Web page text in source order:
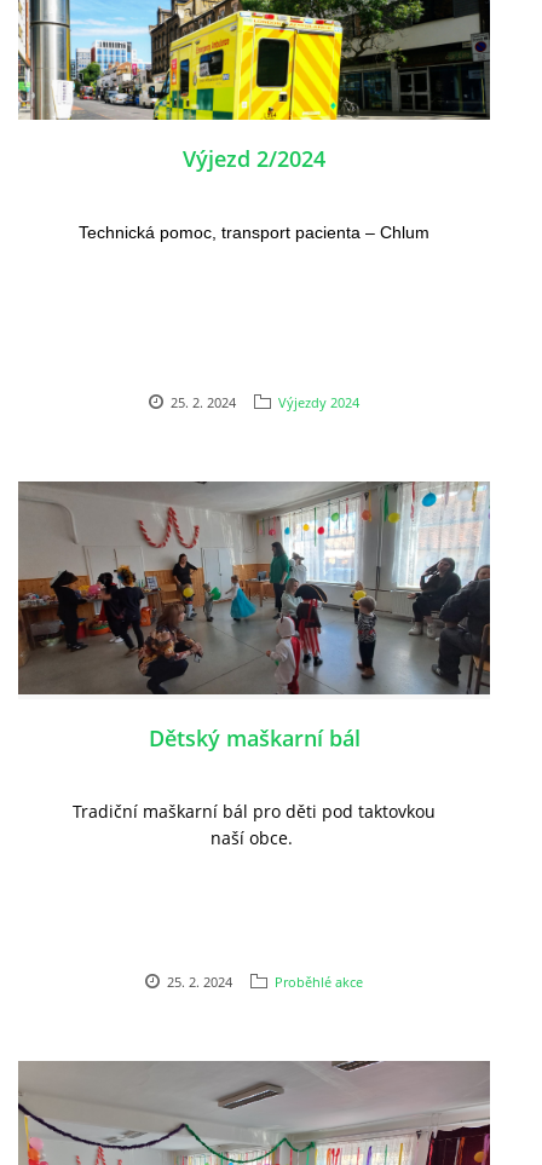
Výjezd 2/2024
Technická pomoc, transport pacienta – Chlum
25. 2. 2024 Výjezdy 2024
Dětský maškarní bál
Tradiční maškarní bál pro děti pod taktovkou
naší obce.
25. 2. 2024 Proběhlé akce